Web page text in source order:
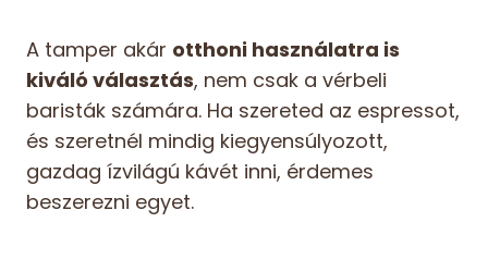
A tamper akár otthoni használatra is
kiváló választás, nem csak a vérbeli
baristák számára. Ha szereted az espressot,
és szeretnél mindig kiegyensúlyozott,
gazdag ízvilágú kávét inni, érdemes
beszerezni egyet.